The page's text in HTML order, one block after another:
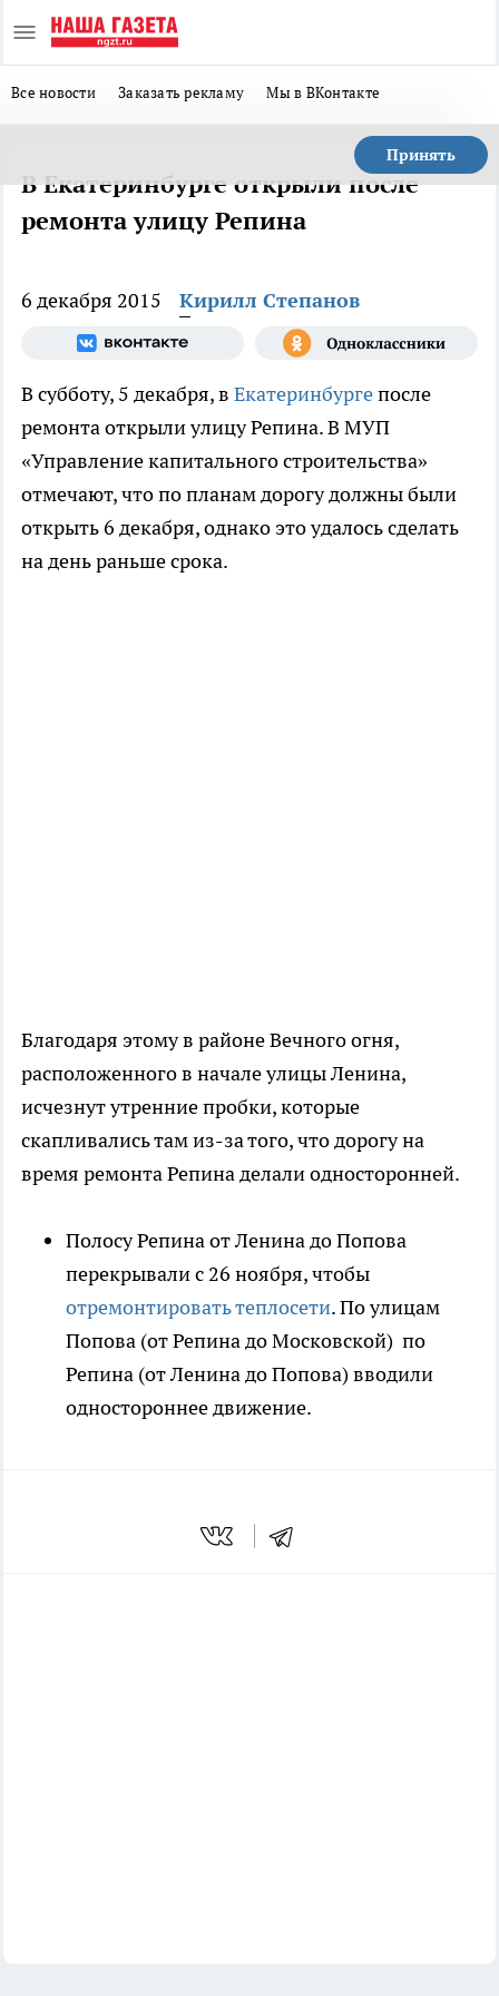
Все новости Заказать рекламу Мы в ВКонтакте
Принять
В Екатеринбурге открыли после
ремонта улицу Репина
6 декабря 2015 Кирилл Степанов
В субботу, 5 декабря, в Екатеринбургепосле
ремонта открыли улицу Репина. В МУП
«Управление капитального строительства»
отмечают, что по планам дорогу должны были
открыть 6 декабря, однако это удалось сделать
на день раньше срока.
Благодаря этому в районе Вечного огня,
расположенного в начале улицы Ленина,
исчезнут утренние пробки, которые
скапливались там из-за того, что дорогу на
время ремонта Репина делали односторонней.
Полосу Репина от Ленина до Попова
перекрывали с 26 ноября, чтобы
отремонтировать теплосети. По улицам
Попова (от Репина до Московской) по
Репина (от Ленина до Попова) вводили
одностороннее движение.